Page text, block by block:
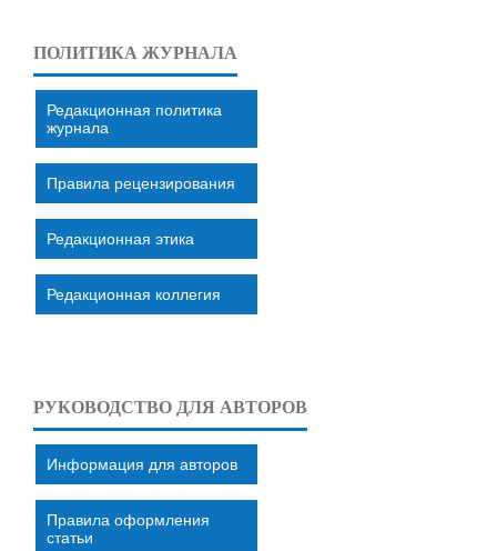
ПОЛИТИКА ЖУРНАЛА
Редакционная политика
журнала
Правила рецензирования
Редакционная этика
Редакционная коллегия
РУКОВОДСТВО ДЛЯ АВТОРОВ
Информация для авторов
Правила оформления
статьи